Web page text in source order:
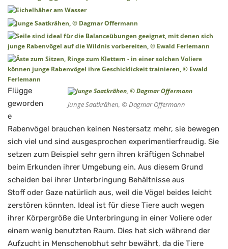
Junge Saatkrähen, © Dagmar Offermann
Flügge
geworden
e
Rabenvögel brauchen keinen Nestersatz mehr, sie bewegen
sich viel und sind ausgesprochen experimentierfreudig. Sie
setzen zum Beispiel sehr gern ihren kräftigen Schnabel
beim Erkunden ihrer Umgebung ein. Aus diesem Grund
scheiden bei ihrer Unterbringung Behältnisse aus
Stoff oder Gaze natürlich aus, weil die Vögel beides leicht
zerstören könnten. Ideal ist für diese Tiere auch wegen
ihrer Körpergröße die Unterbringung in einer Voliere oder
einem wenig benutzten Raum. Dies hat sich während der
Aufzucht in Menschenobhut sehr bewährt, da die Tiere